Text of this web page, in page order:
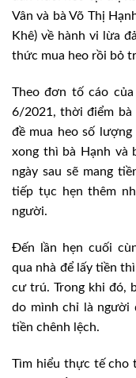
Vân và bà Võ Thị
Khê) về hành vi lừa
thức mua heo rồi bỏ
Theo đơn tố cáo
6/2021, thời điểm bà
đề mua heo số
xong thì bà Hạnh và
ngày sau sẽ mang
tiếp tục hẹn thêm
người.
Đến lần hẹn cuối
qua nhà để lấy tiền
cư trú. Trong khi đó,
do mình chỉ là người
tiền chênh lệch.
Tìm hiểu thực tế cho